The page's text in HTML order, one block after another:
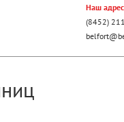
Наш
(8452)